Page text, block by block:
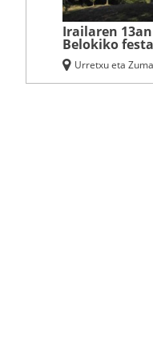
Irailaren
Belokiko festa
Urretxu eta